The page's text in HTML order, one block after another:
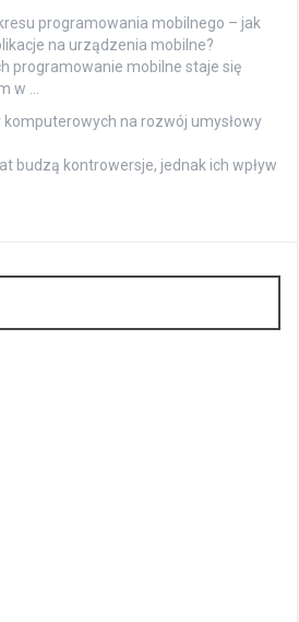
programowania mobilnego – jak
na urządzenia mobilne?
programowanie mobilne staje się
w …
komputerowych na rozwój umysłowy
budzą kontrowersje, jednak ich wpływ